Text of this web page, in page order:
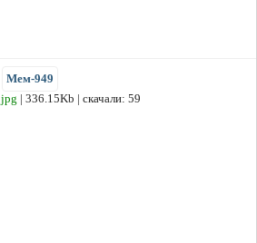
Мем-949
jpg | 336.15Kb | скачали: 59